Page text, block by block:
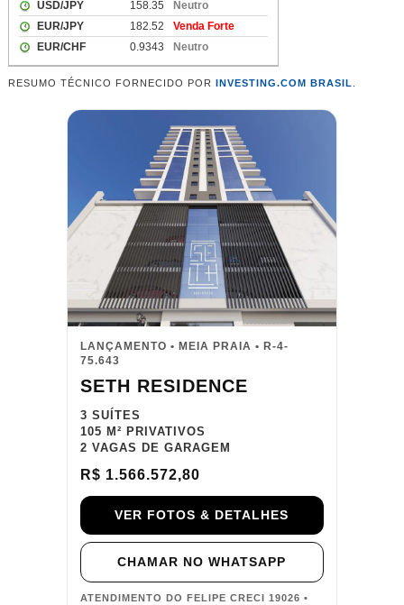
RESUMO TÉCNICO FORNECIDO POR INVESTING.COM BRASIL
LANÇAMENTO • MEIA PRAIA • R-4-
75.643
SETH RESIDENCE
3 SUÍTES
105 M² PRIVATIVOS
2 VAGAS DE GARAGEM
R$ 1.566.572,80
VER FOTOS & DETALHES
CHAMAR NO WHATSAPP
ATENDIMENTO DO FELIPE CRECI 19026 •